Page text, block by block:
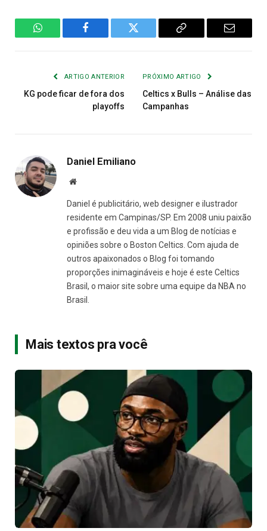
WhatsAppFacebook Twitter
Copiar
E-
ARTIGO ANTERIOR
KG pode ficar de fora dos
playoffs
PRÓXIMO ARTIGO
Celtics x Bulls – Análise das
Campanhas
Daniel Emiliano
Site
Daniel é publicitário, web designer e ilustrador
residente em Campinas/SP. Em 2008 uniu paixão
e profissão e deu vida a um Blog de notícias e
opiniões sobre o Boston Celtics. Com ajuda de
outros apaixonados o Blog foi tomando
proporções inimagináveis e hoje é este Celtics
Brasil, o maior site sobre uma equipe da NBA no
Brasil.
Mais textos pra você